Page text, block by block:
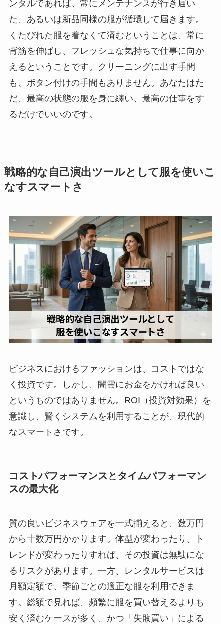
ンタルであれば、常にメンテナンスが行き届い
た、あるいは新品同様の服が循環して届きます。
くたびれた服を着なくて済むということは、常に
背筋を伸ばし、フレッシュな気持ちで仕事に向か
えるということです。クリーニングに出す手間
も、ボタン付けの手間もありません。あなたはた
だ、最高の状態の服を身に纏い、最高の仕事をす
るだけでいいのです。
戦略的な自己演出ツールとして服を使いこ
なすスマートさ
ビジネスにおけるファッションは、コストではな
く投資です。しかし、闇雲にお金をかければ良い
というものではありません。ROI（投資対効果）を
意識し、賢くシステムを利用することが、現代的
なスマートさです。
コストパフォーマンスとタイムパフォーマン
スの最大化
質の良いビジネスウェアを一式揃えると、数万円
から十数万円かかります。体型が変わったり、ト
レンドが変わったりすれば、その投資は無駄にな
るリスクがあります。一方、レンタルサービスは
月額定額で、季節ごとの適正な服を利用できま
す。総額で見れば、頻繁に服を買い替えるよりも
安く済むケースが多く、かつ「失敗買い」による